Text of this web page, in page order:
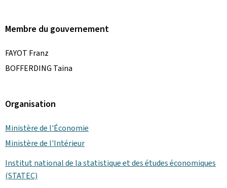
Membre du gouvernement
FAYOT Franz
BOFFERDING Taina
Organisation
Ministère de l'Économie
Ministère de l'Intérieur
Institut national de la statistique et des études économiques
(STATEC)